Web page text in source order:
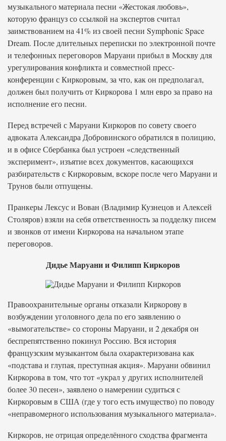
музыкального материала песни «Жестокая любовь»,
которую француз со ссылкой на экспертов считал
заимствованием на 41% из своей песни Symphonic Space
Dream. После длительных переписки по электронной почте
и телефонных переговоров Маруани прибыл в Москву для
урегулирования конфликта и совместной пресс-
конференции с Киркоровым, за что, как он предполагал,
должен был получить от Киркорова 1 млн евро за право на
исполнение его песни.
Перед встречей с Маруани Киркоров по совету своего
адвоката Александра Добровинского обратился в полицию,
и в офисе Сбербанка был устроен «следственный
эксперимент», изъятие всех документов, касающихся
разбирательств с Киркоровым, вскоре после чего Маруани и
Трунов были отпущены.
Пранкеры Лексус и Вован (Владимир Кузнецов и Алексей
Столяров) взяли на себя ответственность за подделку писем
и звонков от имени Киркорова на начальном этапе
переговоров.
Дидье Маруани и Филипп Киркоров
Правоохранительные органы отказали Киркорову в
возбуждении уголовного дела по его заявлению о
«вымогательстве» со стороны Маруани, и 2 декабря он
беспрепятственно покинул Россию. Вся история
французским музыкантом была охарактеризована как
«подстава и глупая, преступная акция». Маруани обвинил
Киркорова в том, что тот «украл у других исполнителей
более 30 песен», заявлено о намерении судиться с
Киркоровым в США (где у того есть имущество) по поводу
«неправомерного использования музыкального материала».
Киркоров, не отрицая определённого сходства фрагмента